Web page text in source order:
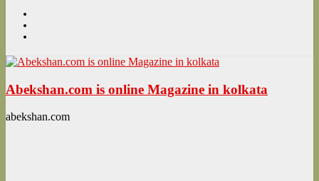
Abekshan.com is online Magazine in kolkata
abekshan.com